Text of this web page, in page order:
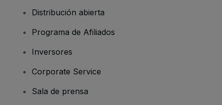
Distribución abierta
Programa de Afiliados
Inversores
Corporate Service
Sala de prensa